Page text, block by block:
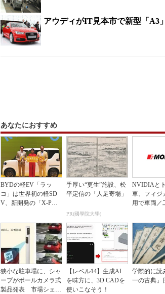
アウディがIT見本市で新型「A3
あなたにおすすめ
BYDの軽EV「ラッ
コ」は世界初の軽SD
V、新開発の「X-PAC
手厚い“更生”施設、松
平定信の「人足寄場」
PR(國學院大學)
NVIDIAと
車、フィジ
用で車両／
狭小な駐車場に、シャ
ープがポールカメラ式
製品発表 市場シェア
【レベル14】生成AI
を味方に、3D CADを
使いこなそう！
学際的に読
一の古典」